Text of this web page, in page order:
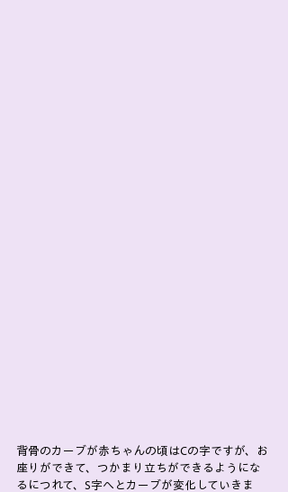
背骨のカーブが赤ちゃんの頃はCの字ですが、お
座りができて、つかまり立ちができるようにな
るにつれて、S字へとカーブが変化していきま